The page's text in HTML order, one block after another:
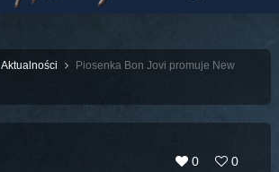
Aktualności
Piosenka Bon Jovi promuje New
0 0